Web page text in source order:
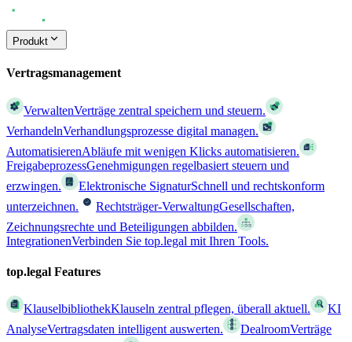
Produkt
Vertragsmanagement
VerwaltenVerträge zentral speichern und steuern.
VerhandelnVerhandlungsprozesse digital managen.
AutomatisierenAbläufe mit wenigen Klicks automatisieren.
FreigabeprozessGenehmigungen regelbasiert steuern und
erzwingen.
Elektronische SignaturSchnell und rechtskonform
unterzeichnen.
Rechtsträger-VerwaltungGesellschaften,
Zeichnungsrechte und Beteiligungen abbilden.
IntegrationenVerbinden Sie top.legal mit Ihren Tools.
top.legal Features
KlauselbibliothekKlauseln zentral pflegen, überall aktuell.
KI
AnalyseVertragsdaten intelligent auswerten. DealroomVerträge